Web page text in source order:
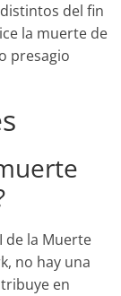
del fin
la muerte de
presagio
de la Muerte
no hay una
en